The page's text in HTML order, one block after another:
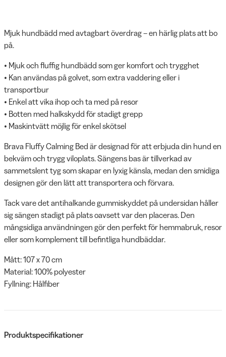
Mjuk hundbädd med avtagbart överdrag – en härlig plats att bo
på.
• Mjuk och fluffig hundbädd som ger komfort och trygghet
• Kan användas på golvet, som extra vaddering eller i
transportbur
• Enkel att vika ihop och ta med på resor
• Botten med halkskydd för stadigt grepp
• Maskintvätt möjlig för enkel skötsel
Brava Fluffy Calming Bed är designad för att erbjuda din hund en
bekväm och trygg viloplats. Sängens bas är tillverkad av
sammetslent tyg som skapar en lyxig känsla, medan den smidiga
designen gör den lätt att transportera och förvara.
Tack vare det antihalkande gummiskyddet på undersidan håller
sig sängen stadigt på plats oavsett var den placeras. Den
mångsidiga användningen gör den perfekt för hemmabruk, resor
eller som komplement till befintliga hundbäddar.
Mått: 107 x 70 cm
Material: 100% polyester
Fyllning: Hålfiber
Produktspecifikationer